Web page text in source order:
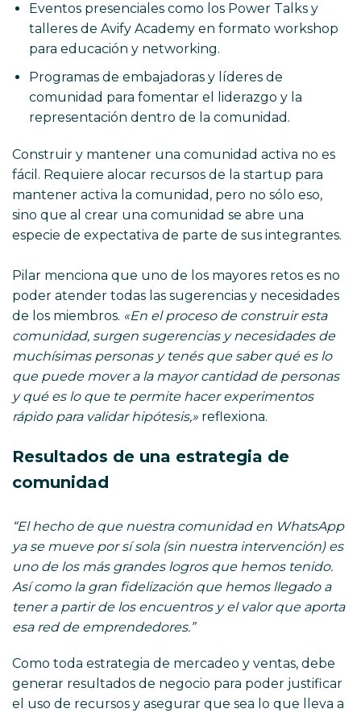
Eventos presenciales como los Power Talks y
talleres de Avify Academy en formato workshop
para educación y networking.
Programas de embajadoras y líderes de
comunidad para fomentar el liderazgo y la
representación dentro de la comunidad.
Construir y mantener una comunidad activa no es
fácil. Requiere alocar recursos de la startup para
mantener activa la comunidad, pero no sólo eso,
sino que al crear una comunidad se abre una
especie de expectativa de parte de sus integrantes.
Pilar menciona que uno de los mayores retos es no
poder atender todas las sugerencias y necesidades
de los miembros. «En el proceso de construir esta
comunidad, surgen sugerencias y necesidades de
muchísimas personas y tenés que saber qué es lo
que puede mover a la mayor cantidad de personas
y qué es lo que te permite hacer experimentos
rápido para validar hipótesis,» reflexiona.
Resultados de una estrategia de
comunidad
“El hecho de que nuestra comunidad en WhatsApp
ya se mueve por sí sola (sin nuestra intervención) es
uno de los más grandes logros que hemos tenido.
Así como la gran fidelización que hemos llegado a
tener a partir de los encuentros y el valor que aporta
esa red de emprendedores.”
Como toda estrategia de mercadeo y ventas, debe
generar resultados de negocio para poder justificar
el uso de recursos y asegurar que sea lo que lleva a